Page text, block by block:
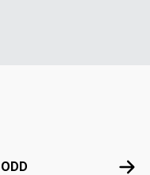
ODD ODD